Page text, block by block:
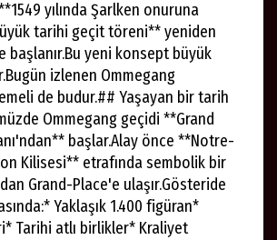
yılında Şarlken onuruna
tarihi geçit töreni** yeniden
başlanır.Bu yeni konsept büyük
izlenen Ommegang
de budur.## Yaşayan bir tarih
Ommegang geçidi **Grand
başlar.Alay önce **Notre-
Kilisesi** etrafında sembolik bir
Grand-Place'e ulaşır.Gösteride
Yaklaşık 1.400 figüran*
Tarihi atlı birlikler* Kraliyet